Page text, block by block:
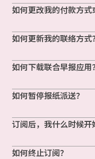
如何更改我的付款方式
如何更新我的联络方式
如何下载联合早报应用
如何暂停报纸派送？
订阅后，我什么时候开
如何终止订阅？